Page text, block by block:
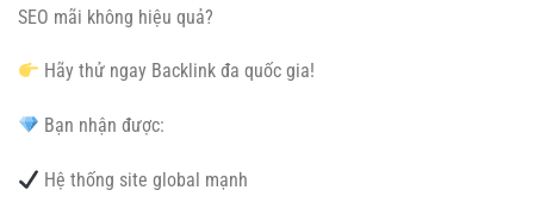
SEO mãi không hiệu quả?
Hãy thử ngay Backlink đa quốc gia!
Bạn nhận được:
Hệ thống site global mạnh